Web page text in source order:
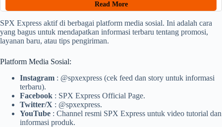
Read More
SPX Express aktif di berbagai platform media sosial. Ini adalah cara
yang bagus untuk mendapatkan informasi terbaru tentang promosi,
layanan baru, atau tips pengiriman.
Platform Media Sosial:
Instagram : @spxexpress (cek feed dan story untuk informasi
terbaru).
Facebook : SPX Express Official Page.
Twitter/X : @spxexpress.
YouTube : Channel resmi SPX Express untuk video tutorial dan
informasi produk.